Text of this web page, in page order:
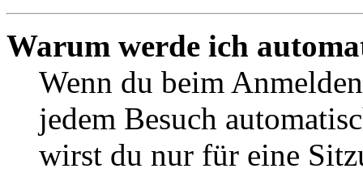
Warum werde ich
Wenn du beim
jedem Besuch
wirst du nur für eine